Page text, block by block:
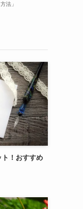
法」
！おすすめ